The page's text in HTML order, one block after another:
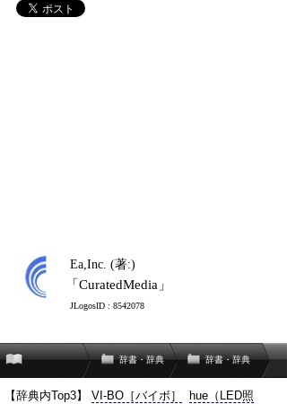
Ea,Inc. (著:)
「CuratedMedia」
JLogosID : 8542078
辞書・辞典 辞書・辞典
【辞典内Top3】 VI-BO［バイボ］
hue（LED照